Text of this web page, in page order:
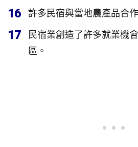
16 許多民宿與當地農產品合
17
民宿業創造了許多就業機
區。